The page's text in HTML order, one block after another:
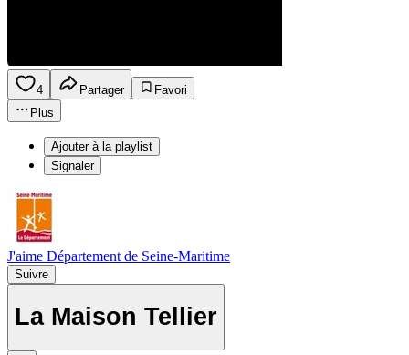
4 Partager
Favori
Plus
Ajouter à la playlist
Signaler
J'aime Département de Seine-Maritime
Suivre
La Maison Tellier